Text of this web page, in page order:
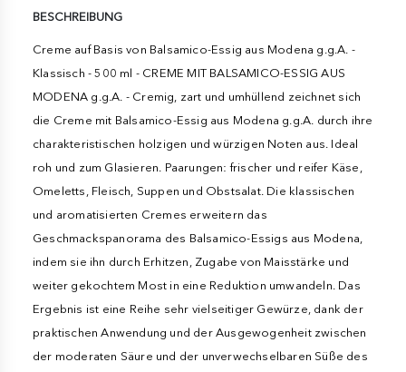
BESCHREIBUNG
Creme auf Basis von Balsamico-Essig aus Modena g.g.A. -
Klassisch - 500 ml - CREME MIT BALSAMICO-ESSIG AUS
MODENA g.g.A. - Cremig, zart und umhüllend zeichnet sich
die Creme mit Balsamico-Essig aus Modena g.g.A. durch ihre
charakteristischen holzigen und würzigen Noten aus. Ideal
roh und zum Glasieren. Paarungen: frischer und reifer Käse,
Omeletts, Fleisch, Suppen und Obstsalat. Die klassischen
und aromatisierten Cremes erweitern das
Geschmackspanorama des Balsamico-Essigs aus Modena,
indem sie ihn durch Erhitzen, Zugabe von Maisstärke und
weiter gekochtem Most in eine Reduktion umwandeln. Das
Ergebnis ist eine Reihe sehr vielseitiger Gewürze, dank der
praktischen Anwendung und der Ausgewogenheit zwischen
der moderaten Säure und der unverwechselbaren Süße des